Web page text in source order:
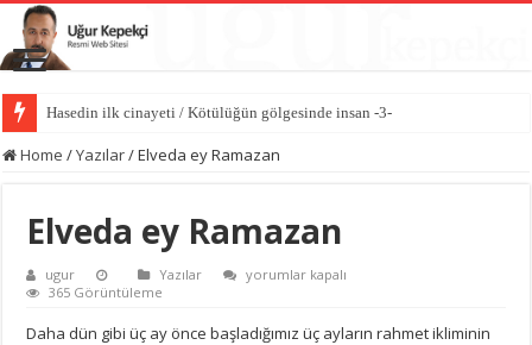
Hasedin ilk cinayeti / Kötülüğün gölgesinde insan -3-
İlk kıvılcım: İblis’in kibri / Kötülüğün gölgesinde insan -2-
Home /Yazılar/Elveda ey Ramazan
Elveda ey Ramazan
ugur Yazılar
Elveda
için
yorumlar kapalı
365 Görüntüleme
Daha dün gibi üç ay önce başladığımız üç ayların rahmet ikliminin